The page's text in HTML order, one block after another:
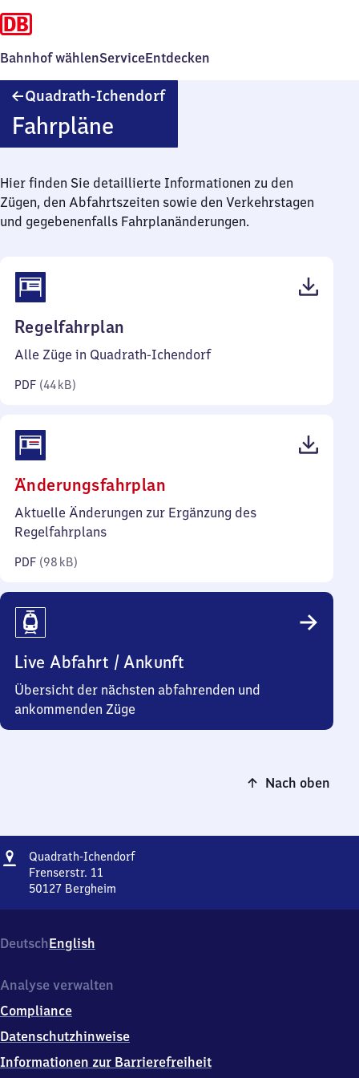
Bahnhof wählenServiceEntdecken
Quadrath-IchendorfQuadrath-
Fahrpläne
Hier finden Sie detaillierte Informationen zu den
Zügen, den Abfahrtszeiten sowie den Verkehrstagen
und gegebenenfalls Fahrplanänderungen.
Regelfahrplan
44
Alle Züge in Quadrath-Ichendorf
PDF (44 kB)
Änderungsfahrplan
98
Aktuelle Änderungen zur Ergänzung des
Regelfahrplans
PDF (98 kB)
Live Abfahrt / Ankunft
Übersicht der nächsten abfahrenden und
ankommenden Züge
Nach oben
Adresse
Quadrath-IchendorfQuadrath-
Frenserstr. 11
50127 Bergheim
Frenserstr.
11,
0
2
7
DeutschEnglish
Analyse verwalten
Compliance
Datenschutzhinweise
Informationen zur Barrierefreiheit